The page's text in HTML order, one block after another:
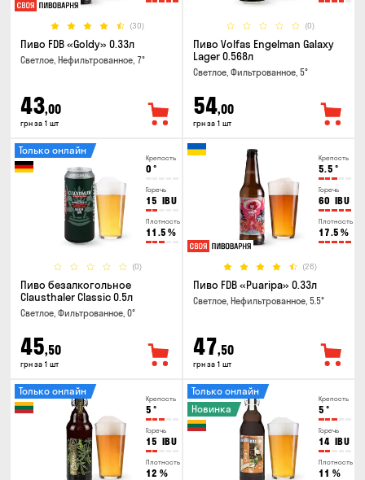
(30)
Пиво FDB «Goldy» 0.33л
Светлое, Нефильтрованное, 7°
43,00
грн за 1 шт
(0)
Пиво Volfas Engelman Galaxy
Lager 0.568л
Светлое, Фильтрованное, 5°
54,00
грн за 1 шт
Крепость
0 °
Горечь
15 IBU
Плотность
11.5 %
(0)
Только онлайн
Пиво безалкогольное
Clausthaler Classic 0.5л
Светлое, Фильтрованное, 0°
45,50
грн за 1 шт
Крепость
5.5 °
Горечь
60 IBU
Плотность
17.5 %
(26)
Пиво FDB «Puaripa» 0.33л
Светлое, Нефильтрованное, 5.5°
47,50
грн за 1 шт
Крепость
5 °
Горечь
15 IBU
Плотность
12 %
Только онлайн
Крепость
5 °
Горечь
14 IBU
Плотность
11 %
Только онлайн
Новинка